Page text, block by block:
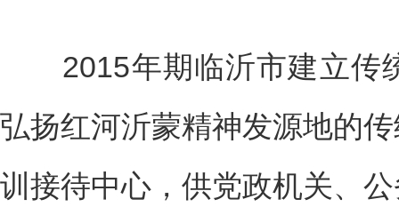
2015年期临沂市建立传
弘扬红河沂蒙精神发源地的
训接待中心，供党政机关、